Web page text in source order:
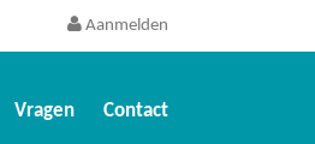
Aanmelden
Vragen Contact